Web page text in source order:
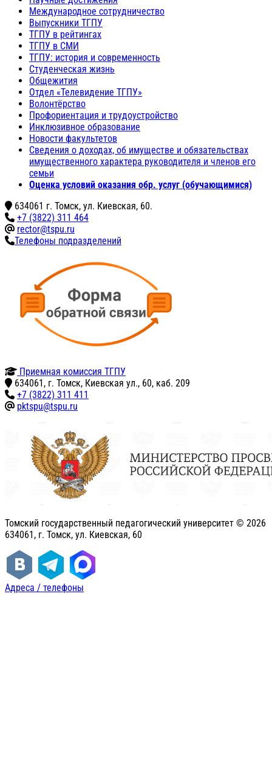
Международное сотрудничество
Выпускники ТГПУ
ТГПУ в рейтингах
ТГПУ в СМИ
ТГПУ: история и современность
Студенческая жизнь
Общежития
Отдел «Телевидение ТГПУ»
Волонтёрство
Профориентация и трудоустройство
Инклюзивное образование
Новости факультетов
Сведения о доходах, об имуществе и обязательствах
имущественного характера руководителя и членов его
семьи
Оценка условий оказания обр. услуг (обучающимися)
634061 г. Томск, ул. Киевская, 60.
+7 (3822) 311 464
rector@tspu.ru
Телефоны подразделений
Приемная комиссия ТГПУ
634061, г. Томск, Киевская ул., 60, каб. 209
+7 (3822) 311 411
pktspu@tspu.ru
Томский государственный педагогический университет © 2026
634061, г. Томск, ул. Киевская, 60
Адреса / телефоны